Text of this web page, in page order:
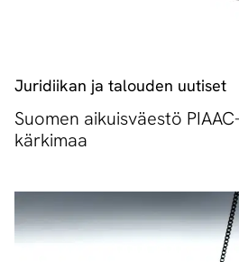
Juridiikan ja talouden uutiset
Suomen aikuisväestö
kärkimaa